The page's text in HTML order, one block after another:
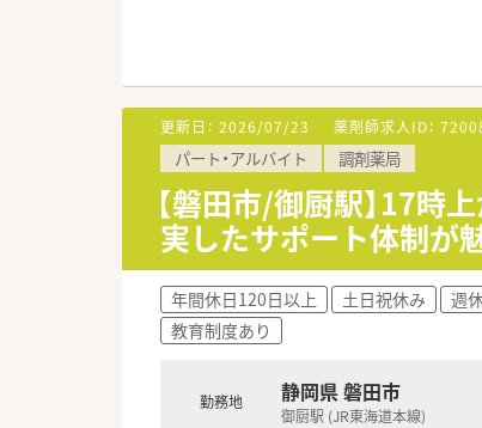
■その他、認知症、統合
■法人内の介護老人保健
≪業務内容≫
■院内での薬剤師業務
■入院患者様、外来患者様
■医薬品の在庫管理・品質
■医薬品に関する情報提供
■注射薬の製剤業務、服
≪おすすめポイント≫
■2024年リニューアルし
■月～土 8時30分～17時
■週2日～5日、勤務曜日は
更新日： 2026/07/23 薬剤師求人ID：
パート・アルバイト 調剤薬局
【磐田市/御厨駅】17時
実したサポート体制が
年間休日120日以上 土日祝休み 週
教育制度あり
勤務地 静岡県 磐田市
御厨駅 (JR東海道本線)